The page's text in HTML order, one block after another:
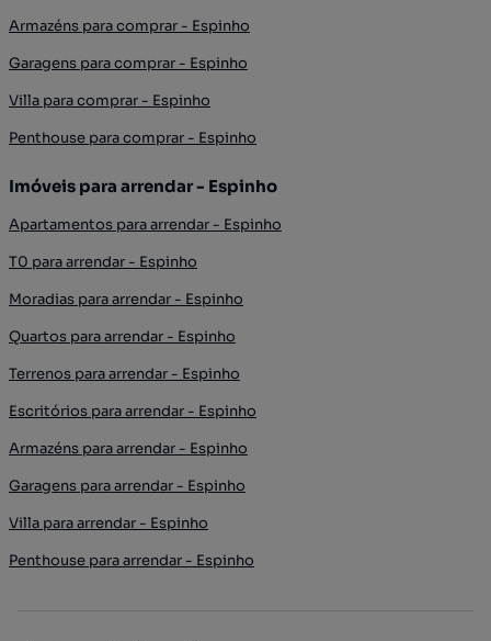
Armazéns para comprar - Espinho
Garagens para comprar - Espinho
Villa para comprar - Espinho
Penthouse para comprar - Espinho
Imóveis para arrendar - Espinho
Apartamentos para arrendar - Espinho
T0 para arrendar - Espinho
Moradias para arrendar - Espinho
Quartos para arrendar - Espinho
Terrenos para arrendar - Espinho
Escritórios para arrendar - Espinho
Armazéns para arrendar - Espinho
Garagens para arrendar - Espinho
Villa para arrendar - Espinho
Penthouse para arrendar - Espinho